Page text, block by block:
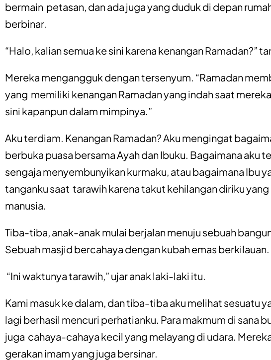
bermain petasan, dan ada juga yang duduk di depan
berbinar.
“Halo, kalian semua ke sini karena kenangan Ramadan?”
Mereka mengangguk dengan tersenyum. “Ramadan
yang memiliki kenangan Ramadan yang indah saat
sini kapanpun dalam mimpinya.”
Aku terdiam. Kenangan Ramadan? Aku mengingat
berbuka puasa bersama Ayah dan Ibuku. Bagaimana aku
sengaja menyembunyikan kurmaku, atau bagaimana Ibu
tanganku saat tarawih karena takut kehilangan diriku
manusia.
Tiba-tiba, anak-anak mulai berjalan menuju sebuah
Sebuah masjid bercahaya dengan kubah emas berkilauan.
“Ini waktunya tarawih,” ujar anak laki-laki itu.
Kami masuk ke dalam, dan tiba-tiba aku melihat sesuatu
lagi berhasil mencuri perhatianku. Para makmum di sana
juga cahaya-cahaya kecil yang melayang di udara.
gerakan imam yang juga bersinar.